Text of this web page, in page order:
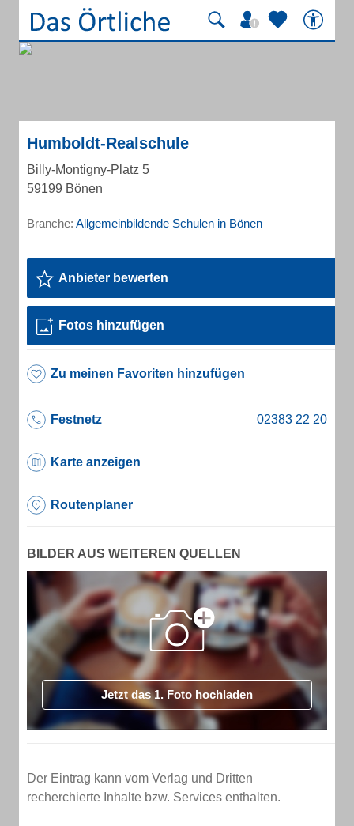
Humboldt-Realschule
Billy-Montigny-Platz 5
59199 Bönen
Branche: Allgemeinbildende Schulen in Bönen
Anbieter bewerten
Fotos hinzufügen
Zu meinen Favoriten hinzufügen
Festnetz
Karte anzeigen
Routenplaner
BILDER AUS WEITEREN QUELLEN
Jetzt das 1. Foto hochladen
Der Eintrag kann vom Verlag und Dritten
recherchierte Inhalte bzw. Services enthalten.